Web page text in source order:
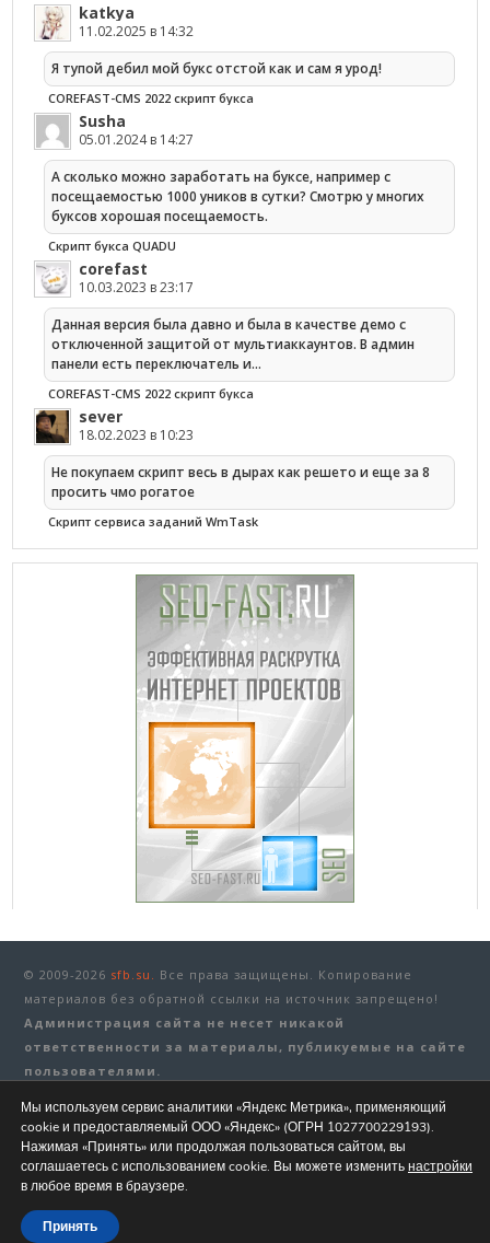
katkya
11.02.2025 в 14:32
Я тупой дебил мой букс отстой как и сам я урод!
COREFAST-CMS 2022 скрипт букса
Susha
05.01.2024 в 14:27
А сколько можно заработать на буксе, например с
посещаемостью 1000 уников в сутки? Смотрю у многих
буксов хорошая посещаемость.
Скрипт букса QUADU
corefast
10.03.2023 в 23:17
Данная версия была давно и была в качестве демо с
отключенной защитой от мультиаккаунтов. В админ
панели есть переключатель и…
COREFAST-CMS 2022 скрипт букса
sever
18.02.2023 в 10:23
Не покупаем скрипт весь в дырах как решето и еще за 8
просить чмо рогатое
Cкрипт сервиса заданий WmTask
© 2009-2026 sfb.su.
Все права защищены. Копирование
материалов без обратной ссылки на источник запрещено!
Администрация сайта не несет никакой
ответственности за материалы, публикуемые на сайте
пользователями.
Политика конфиденциальности|Рекламные материалы|
Правила|Контакты
Мы используем сервис аналитики «Яндекс Метрика», применяющий
cookie и предоставляемый ООО «Яндекс» (ОГРН 1027700229193).
Нажимая «Принять» или продолжая пользоваться сайтом, вы
соглашаетесь с использованием cookie. Вы можете изменитьнастройки
в любое время в браузере.
Принять